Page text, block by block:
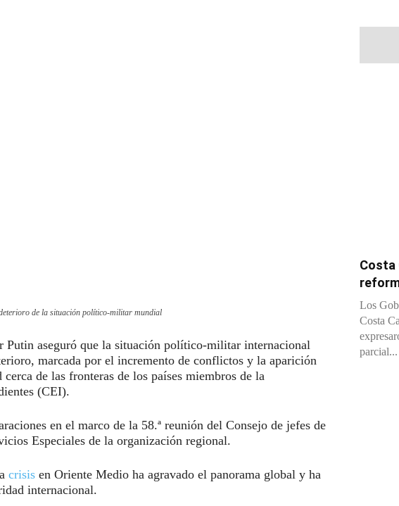
de la situación político-militar mundial
Putin aseguró que la situación político-militar internacional
marcada por el incremento de conflictos y la aparición
de las fronteras de los países miembros de la
(CEI).
en el marco de la 58.ª reunión del Consejo de jefes de
Especiales de la organización regional.
crisis en Oriente Medio ha agravado el panorama global y ha
internacional.
Costa
Los
Costa
parcial...